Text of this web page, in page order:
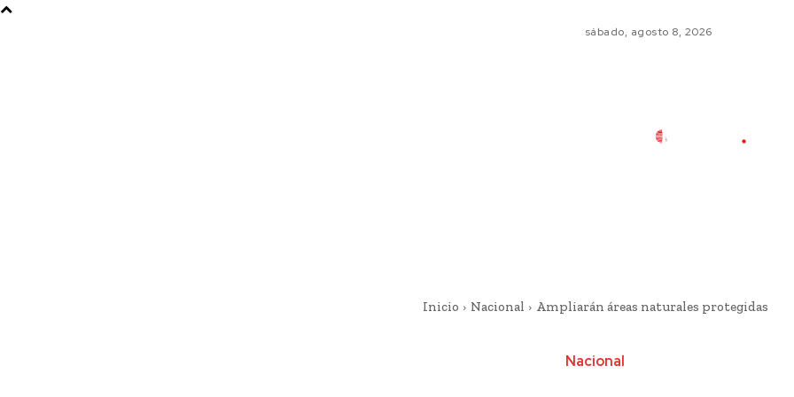
sábado, agosto 8, 2026
Inicio Nacional Ampliarán áreas naturales protegidas
Nacional